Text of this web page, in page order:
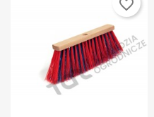
Utwórz nową listę
Anuluj
favorite_border